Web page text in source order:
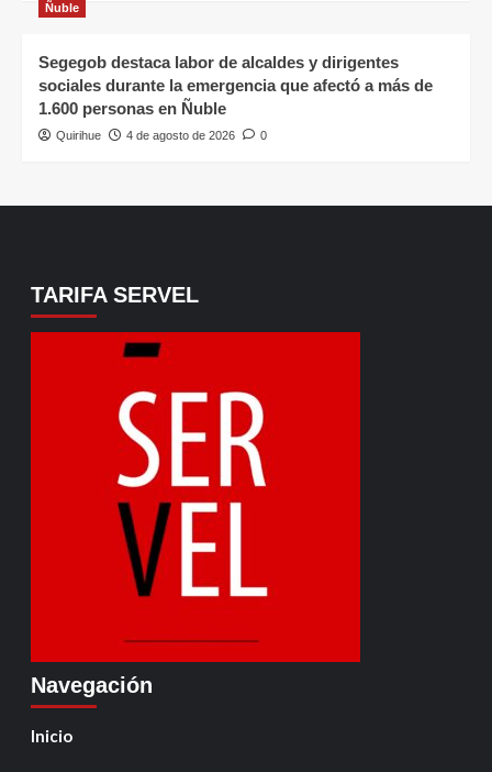
Ñuble
Segegob destaca labor de alcaldes y dirigentes
sociales durante la emergencia que afectó a más de
1.600 personas en Ñuble
Quirihue 4 de agosto de 2026 0
TARIFA SERVEL
Navegación
Inicio